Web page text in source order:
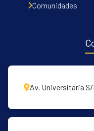
Comunidades
Av. Universitaria